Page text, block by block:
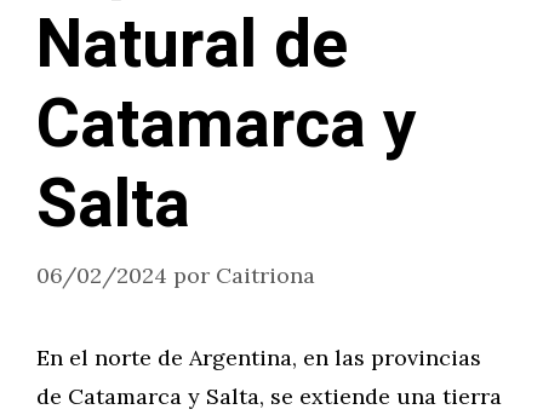
Natural de
Catamarca y
Salta
06/02/2024 por Caitriona
En el norte de Argentina, en las provincias
de Catamarca y Salta, se extiende una tierra